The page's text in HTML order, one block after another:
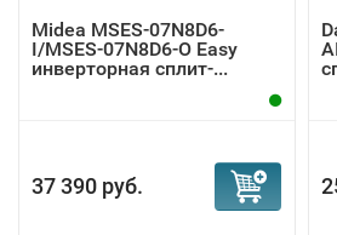
Midea MSES-07N8D6-
I/MSES-07N8D6-O Easy
инверторная сплит-...
37 390 руб.